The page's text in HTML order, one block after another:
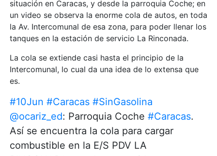
situación en Caracas, y desde la parroquia Coche; en
un video se observa la enorme cola de autos, en toda
la Av. Intercomunal de esa zona, para poder llenar los
tanques en la estación de servicio La Rinconada.
La cola se extiende casi hasta el principio de la
Intercomunal, lo cual da una idea de lo extensa que
es.
#10Jun #Caracas #SinGasolina
@ocariz_ed: Parroquia Coche #Caracas.
Así se encuentra la cola para cargar
combustible en la E/S PDV LA